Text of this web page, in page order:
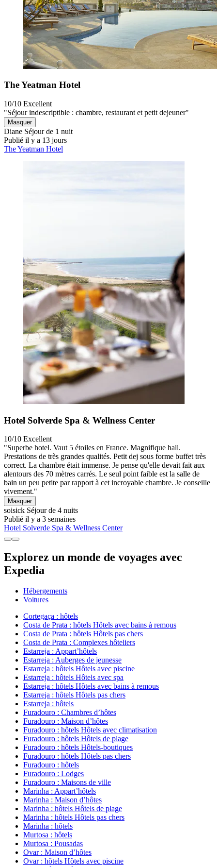
The Yeatman Hotel
10/10 Excellent
"Séjour indescriptible : chambre, restaurant et petit dejeuner"
Masquer
Diane Séjour de 1 nuit
Publié il y a 13 jours
The Yeatman Hotel
Hotel Solverde Spa & Wellness Center
10/10 Excellent
"Superbe hotel. Vaut 5 étoiles en France. Magnifique hall.
Prestations de très grandes qualités. Petit dej sous forme buffet très
correct. La chambre était immense. Je pense qu'elle devait fait aux
alentours des 70 mètres carrés. Le seul point faible est la salle de
bain un peu petite par rapport à cet incroyable chambre. Je conseille
vivement."
Masquer
soisick Séjour de 4 nuits
Publié il y a 3 semaines
Hotel Solverde Spa & Wellness Center
Explorez un monde de voyages avec
Expedia
Hébergements
Voitures
Cortegaça : hôtels
Costa de Prata : hôtels Hôtels avec bains à remous
Costa de Prata : hôtels Hôtels pas chers
Costa de Prata : Complexes hôteliers
Estarreja : Appart’hôtels
Estarreja : Auberges de jeunesse
Estarreja : hôtels Hôtels avec piscine
Estarreja : hôtels Hôtels avec spa
Estarreja : hôtels Hôtels avec bains à remous
Estarreja : hôtels Hôtels pas chers
Estarreja : hôtels
Furadouro : Chambres d’hôtes
Furadouro : Maison d’hôtes
Furadouro : hôtels Hôtels avec climatisation
Furadouro : hôtels Hôtels de plage
Furadouro : hôtels Hôtels-boutiques
Furadouro : hôtels Hôtels pas chers
Furadouro : hôtels
Furadouro : Lodges
Furadouro : Maisons de ville
Marinha : Appart’hôtels
Marinha : Maison d’hôtes
Marinha : hôtels Hôtels de plage
Marinha : hôtels Hôtels pas chers
Marinha : hôtels
Murtosa : hôtels
Murtosa : Pousadas
Ovar : Maison d’hôtes
Ovar : hôtels Hôtels avec piscine